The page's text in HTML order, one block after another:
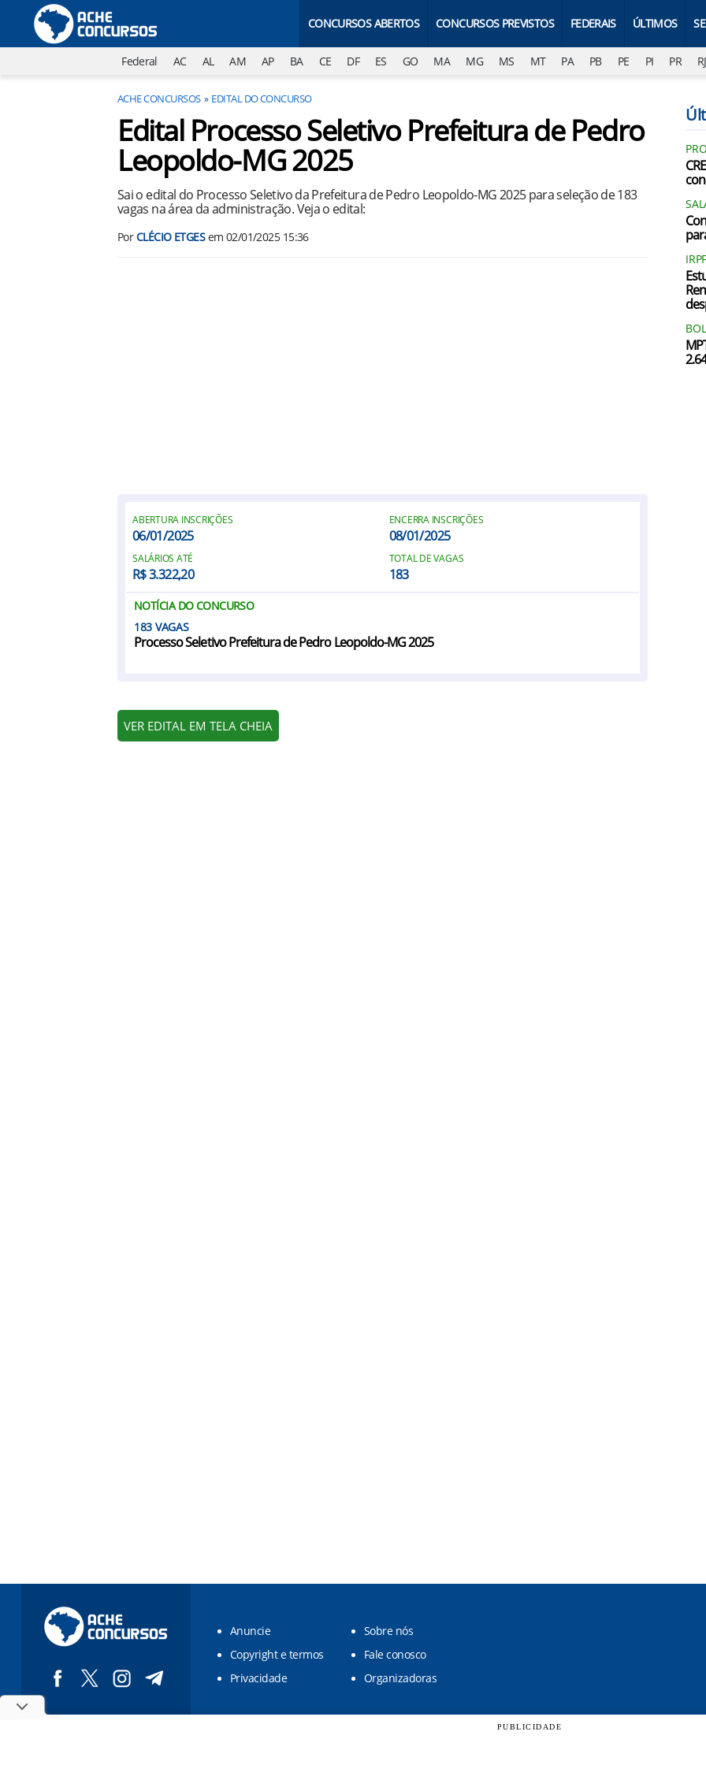
CONCURSOS ABERTOS CONCURSOS PREVISTOS FEDERAIS ÚLTIMOS
Federal AC AL AM AP BA CE DF ES GO MA MG MS MT PA PB PE PI PR RJ
ACHE CONCURSOS EDITAL DO CONCURSO
Edital Processo Seletivo Prefeitura de Pedro
Leopoldo-MG 2025
Sai o edital do Processo Seletivo da Prefeitura de Pedro Leopoldo-MG 2025 para seleção de 183
vagas na área da administração. Veja o edital:
PorCLÉCIO ETGESem 02/01/2025 15:36
ABERTURA INSCRIÇÕES
06/01/2025
ENCERRA INSCRIÇÕES
08/01/2025
SALÁRIOS ATÉ
R$ 3.322,20
TOTAL DE VAGAS
183
NOTÍCIA DO CONCURSO
183
Processo Seletivo Prefeitura de Pedro Leopoldo-MG 2025
VER EDITAL EM TELA CHEIA
Anuncie
Sobre nós
Copyright e termos
Fale conosco
Privacidade
Organizadoras
PUBLICIDADE